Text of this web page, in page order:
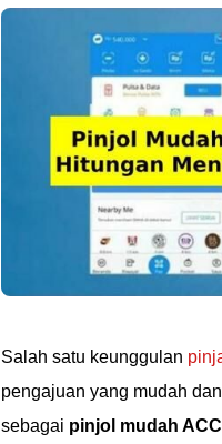
Salah satu keunggulan
pengajuan yang mudah
sebagai pinjol mudah ACC